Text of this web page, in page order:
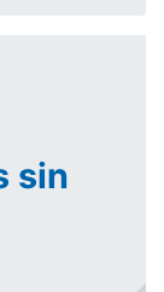
sin